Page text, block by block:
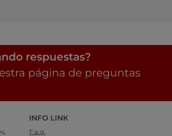
respuestas?
página de preguntas
INFO LINK
F.a.q.